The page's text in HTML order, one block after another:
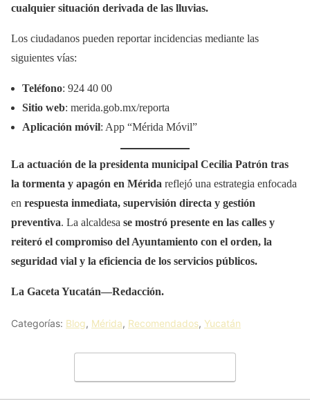
cualquier situación derivada de las lluvias.
Los ciudadanos pueden reportar incidencias mediante las
siguientes vías:
Teléfono: 924 40 00
Sitio web: merida.gob.mx/reporta
Aplicación móvil: App “Mérida Móvil”
La actuación de la presidenta municipal Cecilia Patrón tras
la tormenta y apagón en Mérida reflejó una estrategia enfocada
en respuesta inmediata, supervisión directa y gestión
preventiva. La alcaldesa se mostró presente en las calles y
reiteró el compromiso del Ayuntamiento con el orden, la
seguridad vial y la eficiencia de los servicios públicos.
La Gaceta Yucatán—Redacción.
Categorías: Blog, Mérida, Recomendados, Yucatán